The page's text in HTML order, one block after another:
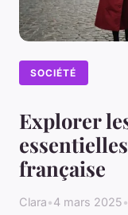
SOCIÉTÉ
Explorer
française
Clara•4 mars 2025•